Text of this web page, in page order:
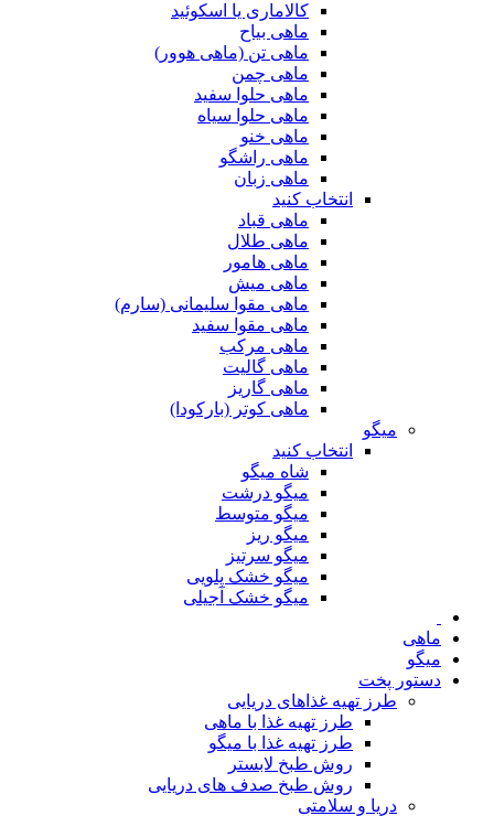
کالاماری یا اسکوئید
ماهی بیاح
ماهی تن (ماهی هوور)
ماهی چمن
ماهی حلوا سفید
ماهی حلوا سیاه
ماهی خنو
ماهی راشگو
ماهی زبان
انتخاب کنید
ماهی قباد
ماهی طلال
ماهی هامور
ماهی میش
ماهی مقوا سلیمانی (سارم)
ماهی مقوا سفید
ماهی مرکب
ماهی گالیت
ماهی گاریز
ماهی کوتر (بارکودا)
میگو
انتخاب کنید
شاه میگو
میگو درشت
میگو متوسط
میگو ریز
میگو سرتیز
میگو خشک پلویی
میگو خشک آجیلی
ماهی
میگو
دستور پخت
طرز تهیه غذاهای دریایی
طرز تهیه غذا با ماهی
طرز تهیه غذا با میگو
روش طبخ لابستر
روش طبخ صدف های دریایی
دریا و سلامتی